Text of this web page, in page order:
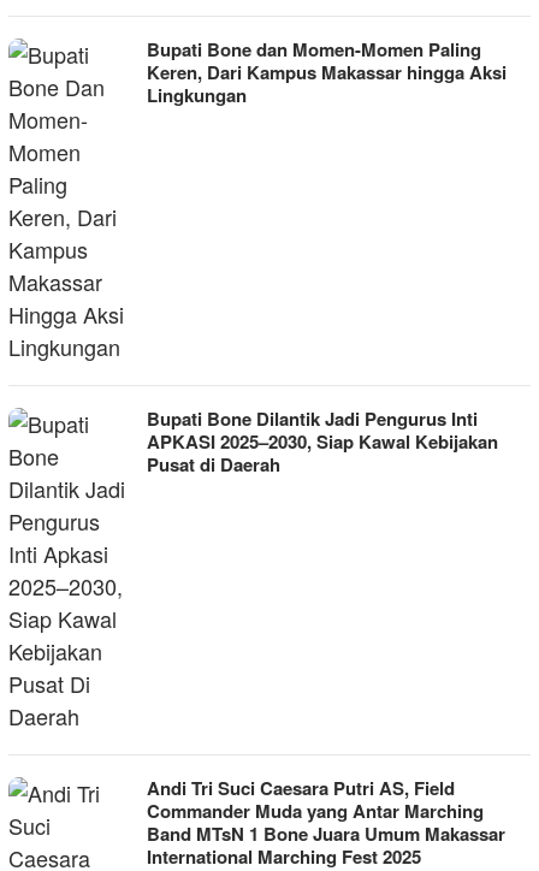
Bupati Bone dan Momen-Momen Paling
Keren, Dari Kampus Makassar hingga Aksi
Lingkungan
Bupati Bone Dilantik Jadi Pengurus Inti
APKASI 2025–2030, Siap Kawal Kebijakan
Pusat di Daerah
Andi Tri Suci Caesara Putri AS, Field
Commander Muda yang Antar Marching
Band MTsN 1 Bone Juara Umum Makassar
International Marching Fest 2025